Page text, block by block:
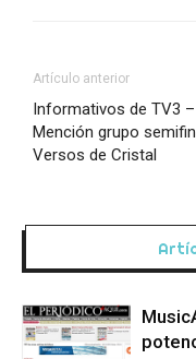
Artículo anterior
Informativos de TV3 –
Mención grupo
Versos de Cristal